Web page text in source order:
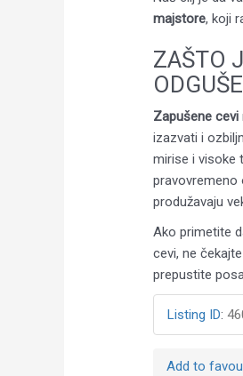
majstore, koji
ZAŠTO
Zapušene cevi
izazvati i
mirise i visoke
pravovremeno
produžavaju
Ako primetite
cevi, ne
prepustite
Listing ID:
Add to